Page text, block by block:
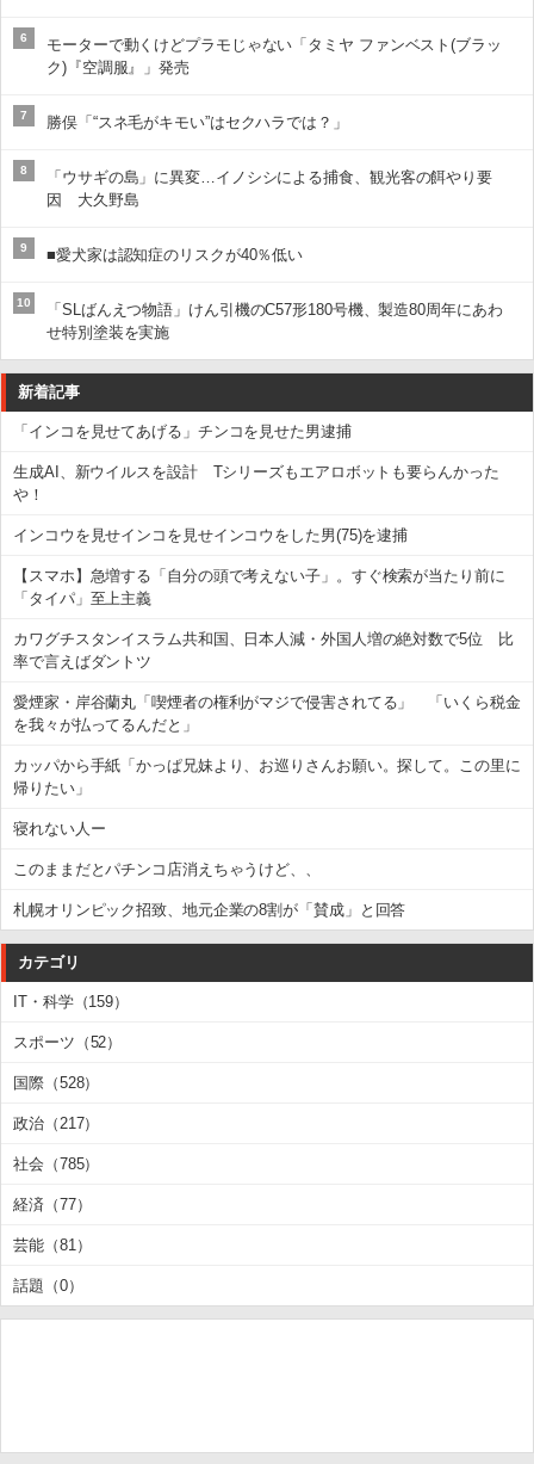
6
モーターで動くけどプラモじゃない「タミヤ ファンベスト(ブラッ
ク)『空調服』」発売
7 勝俣「“スネ毛がキモい”はセクハラでは？」
8
「ウサギの島」に異変…イノシシによる捕食、観光客の餌やり要
因 大久野島
9 ■愛犬家は認知症のリスクが40％低い
10
「SLばんえつ物語」けん引機のC57形180号機、製造80周年にあわ
せ特別塗装を実施
新着記事
「インコを見せてあげる」チンコを見せた男逮捕
生成AI、新ウイルスを設計 Tシリーズもエアロボットも要らんかった
や！
インコウを見せインコを見せインコウをした男(75)を逮捕
【スマホ】急増する「自分の頭で考えない子」。すぐ検索が当たり前に
「タイパ」至上主義
カワグチスタンイスラム共和国、日本人減・外国人増の絶対数で5位 比
率で言えばダントツ
愛煙家・岸谷蘭丸「喫煙者の権利がマジで侵害されてる」 「いくら税金
を我々が払ってるんだと」
カッパから手紙「かっぱ兄妹より、お巡りさんお願い。探して。この里に
帰りたい」
寝れない人ー
このままだとパチンコ店消えちゃうけど、、
札幌オリンピック招致、地元企業の8割が「賛成」と回答
カテゴリ
IT・科学（159）
スポーツ（52）
国際（528）
政治（217）
社会（785）
経済（77）
芸能（81）
話題（0）